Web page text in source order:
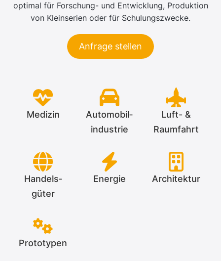
optimal für Forschung- und Entwicklung, Produktion
von Kleinserien oder für Schulungszwecke.
Anfrage stellen
Medizin
Automobil­­
industrie
Luft- &
Raumfahrt
Handels­­
güter
Energie Architektur
Prototypen